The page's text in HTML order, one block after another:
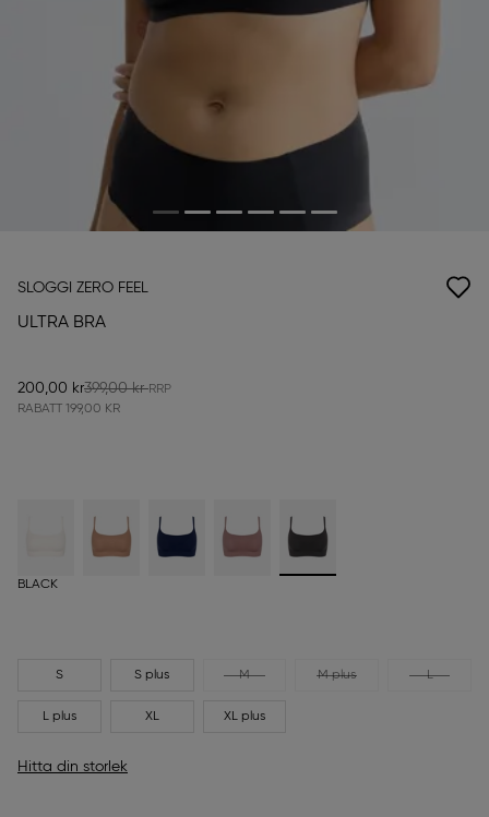
SLOGGI ZERO FEEL
ULTRA BRA
200,00 kr399,00 kr
RABATT 199,00 KR
BLACK
S S plus M M plus L
L plus XL XL plus
Hitta din storlek